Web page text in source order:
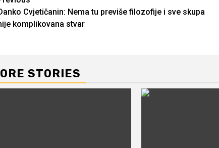
Cvjetičanin: Nema tu previše filozofije i sve skupa
komplikovana stvar
STORIES